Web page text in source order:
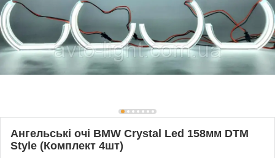
Ангельські очі BMW Crystal Led 158мм DTM
Style (Комплект 4шт)